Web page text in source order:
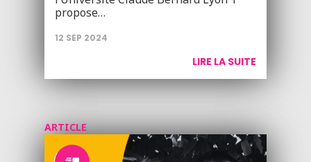
propose…
12 SEP 2024
LIRE LA SUITE
ARTICLE